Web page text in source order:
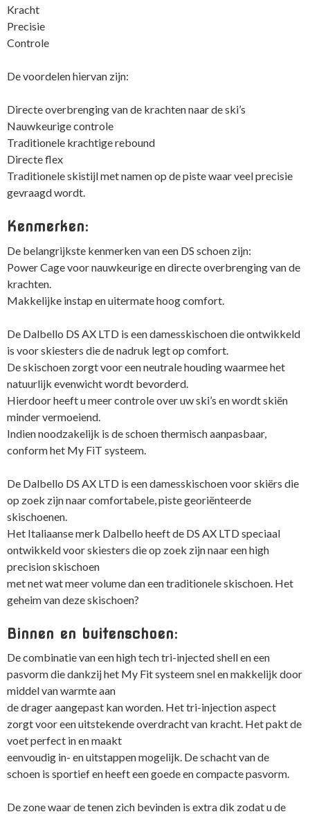
Kracht
Precisie
Controle
De voordelen hiervan zijn:
Directe overbrenging van de krachten naar de ski’s
Nauwkeurige controle
Traditionele krachtige rebound
Directe flex
Traditionele skistijl met namen op de piste waar veel precisie
gevraagd wordt.
Kenmerken:
De belangrijkste kenmerken van een DS schoen zijn:
Power Cage voor nauwkeurige en directe overbrenging van de
krachten.
Makkelijke instap en uitermate hoog comfort.
De Dalbello DS AX LTD is een damesskischoen die ontwikkeld
is voor skiesters die de nadruk legt op comfort.
De skischoen zorgt voor een neutrale houding waarmee het
natuurlijk evenwicht wordt bevorderd.
Hierdoor heeft u meer controle over uw ski’s en wordt skiën
minder vermoeiend.
Indien noodzakelijk is de schoen thermisch aanpasbaar,
conform het My FiT systeem.
De Dalbello DS AX LTD is een damesskischoen voor skiërs die
op zoek zijn naar comfortabele, piste georiënteerde
skischoenen.
Het Italiaanse merk Dalbello heeft de DS AX LTD speciaal
ontwikkeld voor skiesters die op zoek zijn naar een high
precision skischoen
met net wat meer volume dan een traditionele skischoen. Het
geheim van deze skischoen?
Binnen en buitenschoen:
De combinatie van een high tech tri-injected shell en een
pasvorm die dankzij het My Fit systeem snel en makkelijk door
middel van warmte aan
de drager aangepast kan worden. Het tri-injection aspect
zorgt voor een uitstekende overdracht van kracht. Het pakt de
voet perfect in en maakt
eenvoudig in- en uitstappen mogelijk. De schacht van de
schoen is sportief en heeft een goede en compacte pasvorm.
De zone waar de tenen zich bevinden is extra dik zodat u de